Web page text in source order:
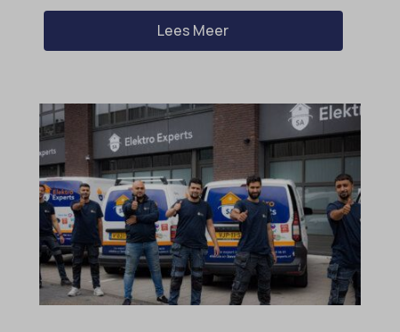
Lees Meer